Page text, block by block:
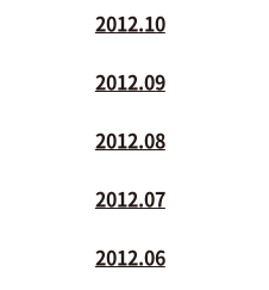
2012.10
2012.09
2012.08
2012.07
2012.06